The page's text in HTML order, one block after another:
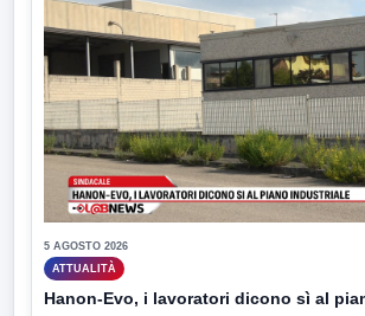
5 AGOSTO 2026
ATTUALITÀ
Hanon-Evo, i lavoratori dicono sì al